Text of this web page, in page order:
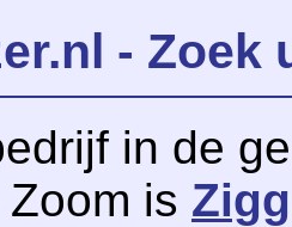
- Zoek
in de
is